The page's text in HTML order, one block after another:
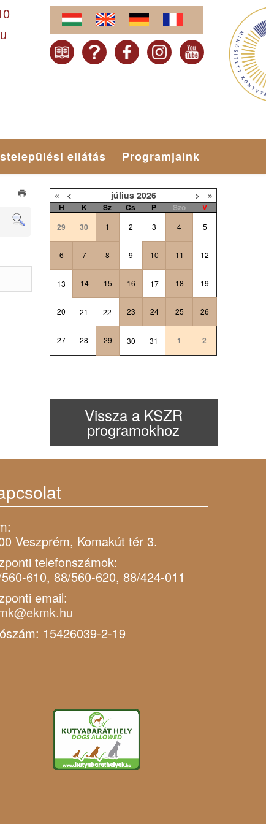
ellátás Programjaink
« < július 2026 > »
H K Sz Cs P Szo
V
29
30 1 2 3 4 5
6 7 8 9 10 11 12
13 14 15 16 17 18 19
20 21 22 23 24 25 26
27 28 29 30 31 1 2
Vissza a KSZR
programokhoz
Veszprém, Komakút tér 3.
telefonszámok:
610, 88/560-620, 88/424-011
email:
15426039-2-19